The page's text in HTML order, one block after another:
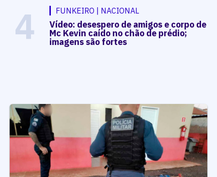
4 FUNKEIRO | NACIONAL
Vídeo: desespero de amigos e corpo de
Mc Kevin caído no chão de prédio;
imagens são fortes